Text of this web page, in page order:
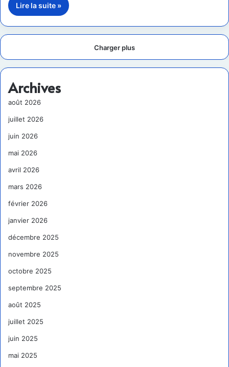
Lire la suite »
Charger plus
Archives
août 2026
juillet 2026
juin 2026
mai 2026
avril 2026
mars 2026
février 2026
janvier 2026
décembre 2025
novembre 2025
octobre 2025
septembre 2025
août 2025
juillet 2025
juin 2025
mai 2025